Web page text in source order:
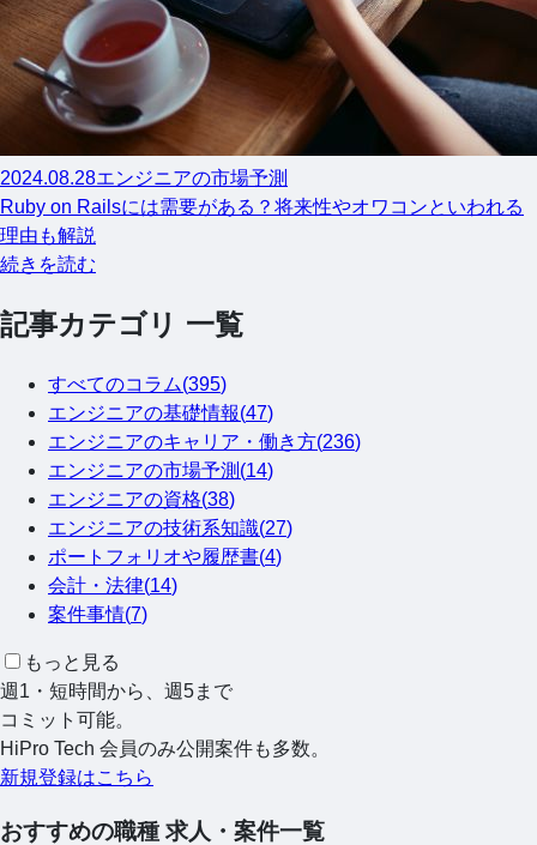
2024.08.28エンジニアの市場予測
Ruby on Railsには需要がある？将来性やオワコンといわれる
理由も解説
続きを読む
記事カテゴリ 一覧
すべてのコラム(395)
エンジニアの基礎情報(47)
エンジニアのキャリア・働き方(236)
エンジニアの市場予測 (14)
エンジニアの資格(38)
エンジニアの技術系知識(27)
ポートフォリオや履歴書(4)
会計・法律(14)
案件事情(7)
もっと見る
週1・短時間から、週5まで
コミット可能。
HiPro Tech 会員のみ公開案件も多数。
新規登録はこちら
おすすめの職種 求人・案件一覧